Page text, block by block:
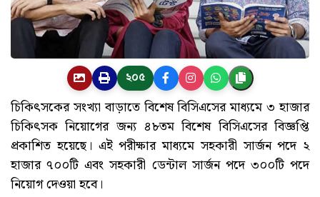
২০৫
চিকিৎসকের সংখ্যা বাড়াতে বিশেষ বিসিএসের মাধ্যমে ৩ হাজার
চিকিৎসক নিয়োগের জন্য ৪৮তম বিশেষ বিসিএসের বিজ্ঞপ্তি
প্রকাশিত হয়েছে। এই পরীক্ষার মাধ্যমে সহকারী সার্জন পদে ২
হাজার ৭০০টি এবং সহকারী ডেন্টাল সার্জন পদে ৩০০টি পদে
নিয়োগ দেওয়া হবে।